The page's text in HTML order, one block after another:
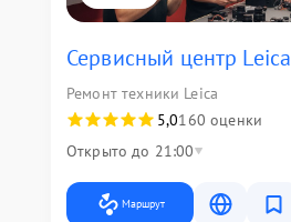
Сервисный центр Leica
Ремонт техники Leica
5,0160 оценки
Открыто до 21:00
Маршрут